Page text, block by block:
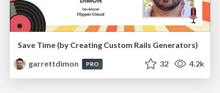
Save Time (by Creating Custom Rails Generators)
garrettdimon
PRO 32 4.2k